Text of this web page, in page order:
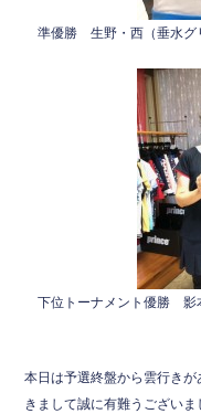
準優勝 生野・西（垂水グ
下位トーナメント優勝 影
本日は予選終盤から雲行き
きまして誠に有難うございま